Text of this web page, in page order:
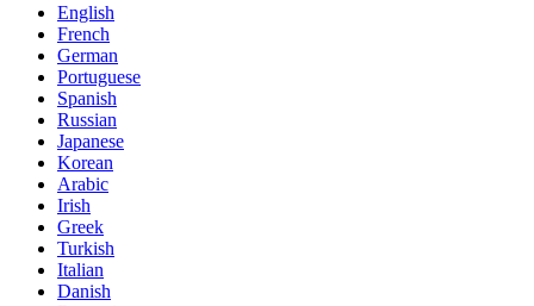
English
French
German
Portuguese
Spanish
Russian
Japanese
Korean
Arabic
Irish
Greek
Turkish
Italian
Danish